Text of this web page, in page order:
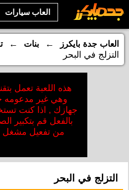
العاب سيارات
العاب جدة بايكرز ← بنات ←
التزلج في البحر
هذه اللعبة تعمل
وهي غير مدعومه
جهازك , اذا كنت
بالفعل قم بتكبير
من تفعيل مشغل
التزلج في البحر